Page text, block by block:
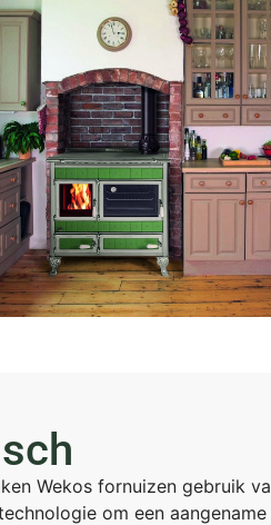
Wekos fornuizen gebruik
om een